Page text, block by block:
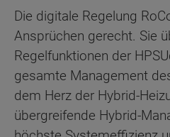
Die digitale Regelung
Ansprüchen gerecht. Sie
Regelfunktionen der
gesamte Management
dem Herz der Hybrid-
übergreifende Hybrid-